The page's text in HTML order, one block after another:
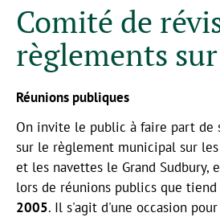
Comité de
règlements
Réunions publiques
On invite le public à faire part de
sur le règlement municipal sur
et les navettes le Grand Sudbury,
lors de réunions publics que tiend
2005. Il s'agit d'une occasion